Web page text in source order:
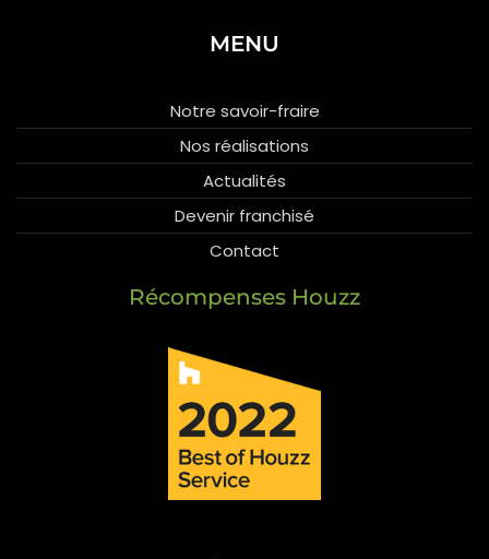
MENU
Notre savoir-fraire
Nos réalisations
Actualités
Devenir franchisé
Contact
Récompenses Houzz